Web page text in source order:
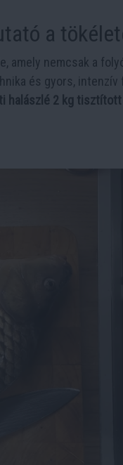
a
amely nemcsak a
és gyors, intenzív
halászlé 2 kg tisztított